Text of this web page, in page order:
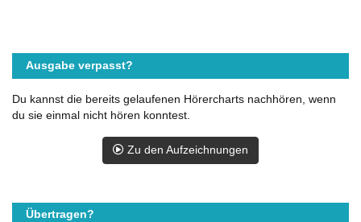
Ausgabe verpasst?
Du kannst die bereits gelaufenen Hörercharts nachhören, wenn
du sie einmal nicht hören konntest.
Zu den Aufzeichnungen
Übertragen?